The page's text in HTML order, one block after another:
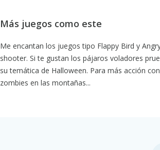
Más juegos como este
Me encantan los juegos tipo Flappy Bird y
shooter. Si te gustan los pájaros voladores
su temática de Halloween. Para más acción
zombies en las montañas...